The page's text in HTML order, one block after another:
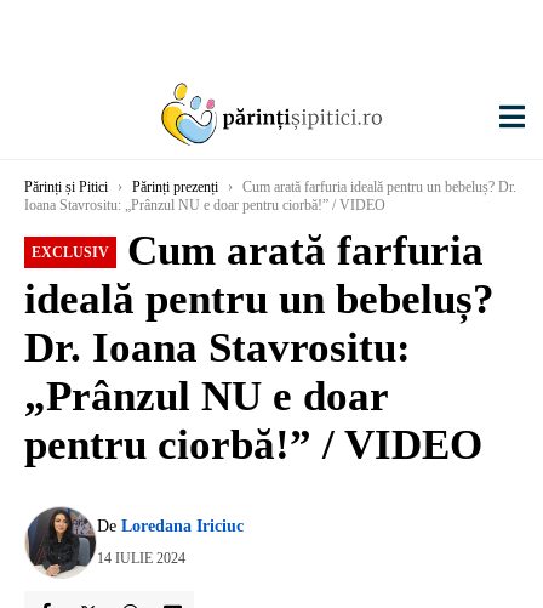
Părinți și Pitici › Părinți prezenți ›
Cum arată farfuria ideală pentru un bebeluș? Dr.
Ioana Stavrositu: „Prânzul NU e doar pentru ciorbă!” / VIDEO
EXCLUSIV
Cum arată farfuria
ideală pentru un bebeluș?
Dr. Ioana Stavrositu:
„Prânzul NU e doar
pentru ciorbă!” / VIDEO
De Loredana Iriciuc
14 IULIE 2024